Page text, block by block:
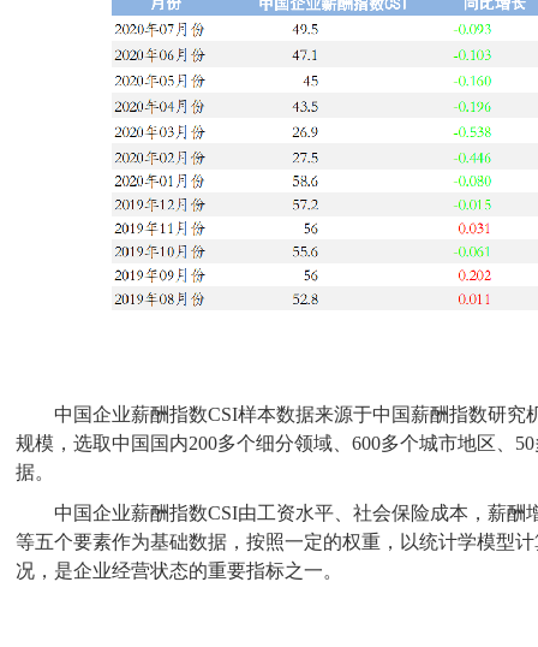
中国企业薪酬指数CSI样本数据来源于中国薪酬指数研究
规模，选取中国 国内200多个细分领域、600多个城市地区、 5
据。
中国企业薪酬指数CSI由工资水平、社会保险成本，薪酬
等五个要素作为基础数据，按照一定的权重，以统计学模型
况， 是企业经营状态的重要指标之一。